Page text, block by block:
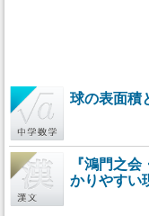
球の表面積
『鴻門之
かりやすい